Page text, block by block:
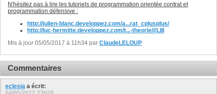
N'hésitez pas à lire les tutoriels de programmation orientée contrat et
programmation défensive :
http://julien-blanc.developpez.com/a...rat_cplusplus/
http://luc-hermitte.developpez.com/t...-theorie/#LIII
Mis à jour 05/05/2017 à 11h34 par ClaudeLELOUP
Commentaires
eclesia a écrit: